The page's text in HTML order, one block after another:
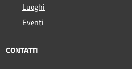
Luoghi
Eventi
CONTATTI